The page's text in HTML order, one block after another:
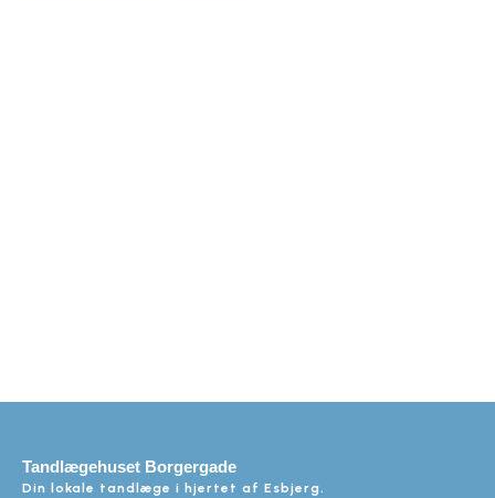
Tandlægehuset Borgergade
Din lokale tandlæge i hjertet af Esbjerg.